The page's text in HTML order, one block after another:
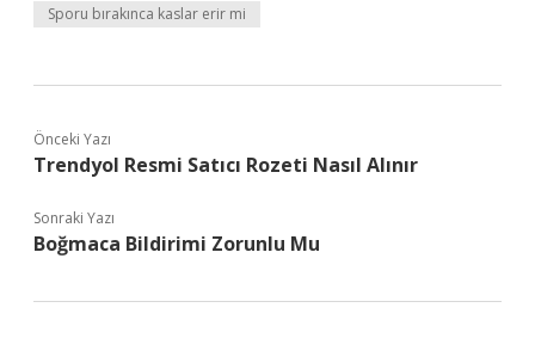
Sporu bırakınca kaslar erir mi
Önceki Yazı
Trendyol Resmi Satıcı Rozeti Nasıl Alınır
Sonraki Yazı
Boğmaca Bildirimi Zorunlu Mu